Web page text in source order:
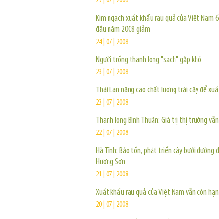
Kim ngạch xuất khẩu rau quả của Việt Nam
đầu năm 2008 giảm
24 | 07 | 2008
Người trồng thanh long "sạch" gặp khó
23 | 07 | 2008
Thái Lan nâng cao chất lượng trái cây để
23 | 07 | 2008
Thanh long Bình Thuận: Giá trị thị trường
22 | 07 | 2008
Hà Tĩnh: Bảo tồn, phát triển cây bưởi đường
Hương Sơn
21 | 07 | 2008
Xuất khẩu rau quả của Việt Nam vẫn còn
20 | 07 | 2008